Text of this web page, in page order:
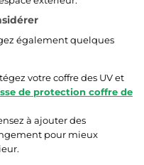
également quelques
votre coffre des UV et
de protection coffre de
à ajouter des
pour mieux